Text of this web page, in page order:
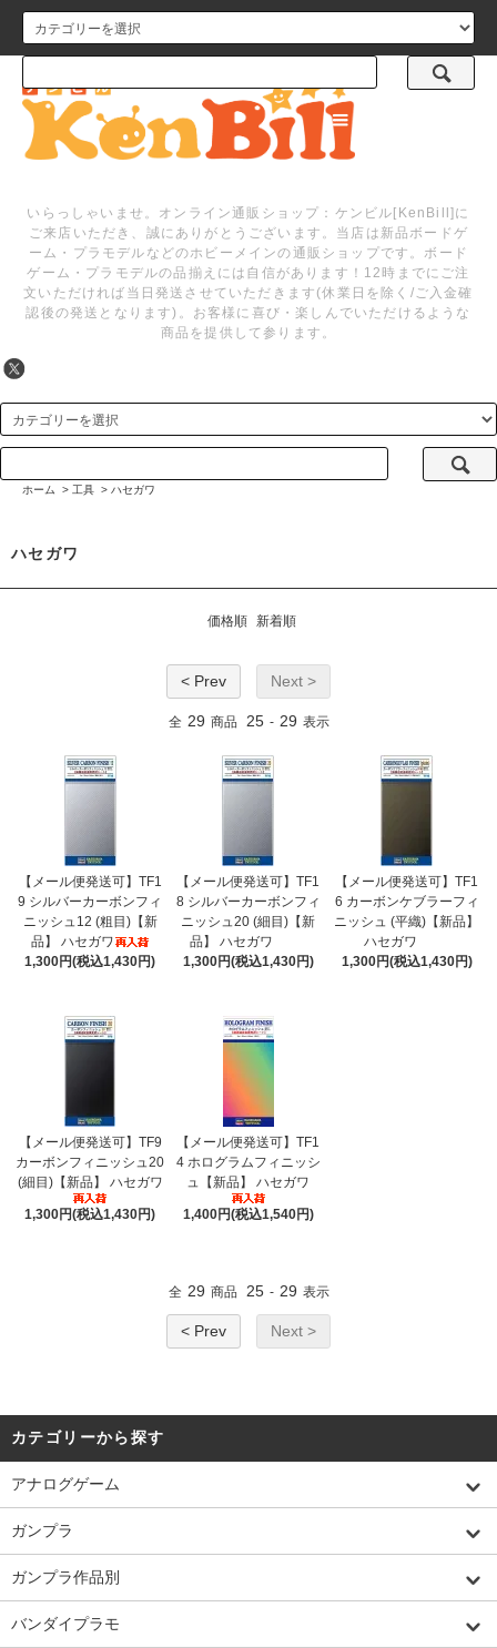
メニュー
いらっしゃいませ。オンライン通販ショップ：ケンビル[KenBill]に
ご来店いただき、誠にありがとうございます。当店は新品ボードゲ
ーム・プラモデルなどのホビーメインの通販ショップです。ボード
ゲーム・プラモデルの品揃えには自信があります！12時までにご注
文いただければ当日発送させていただきます(休業日を除く/ご入金確
認後の発送となります)。お客様に喜び・楽しんでいただけるような
商品を提供して参ります。
ホーム > 工具 > ハセガワ
ハセガワ
価格順 新着順
< Prev Next >
全 29 商品 25 - 29 表示
【メール便発送可】TF1
9 シルバーカーボンフィ
ニッシュ12 (粗目)【新
品】 ハセガワ
1,300円(税込1,430円)
【メール便発送可】TF1
8 シルバーカーボンフィ
ニッシュ20 (細目)【新
品】 ハセガワ
1,300円(税込1,430円)
【メール便発送可】TF1
6 カーボンケブラーフィ
ニッシュ (平織)【新品】
ハセガワ
1,300円(税込1,430円)
【メール便発送可】TF9
カーボンフィニッシュ20
(細目)【新品】 ハセガワ
1,300円(税込1,430円)
【メール便発送可】TF1
4 ホログラムフィニッシ
ュ【新品】 ハセガワ
1,400円(税込1,540円)
全 29 商品 25 - 29 表示
< Prev Next >
カテゴリーから探す
アナログゲーム
ガンプラ
ガンプラ作品別
バンダイプラモ